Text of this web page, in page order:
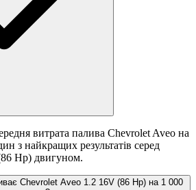
витрата палива Chevrolet Aveo на
з найкращих результатів серед
Hp) двигуном.
Chevrolet Aveo 1.2 16V (86 Hp) на 1 000